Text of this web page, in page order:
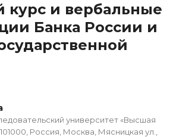
курс и вербальные
Банка России и
университет «Высшая
Россия, Москва, Мясницкая ул.,